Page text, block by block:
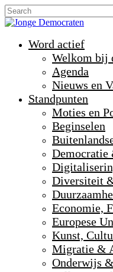
Word actief
Welkom bij
Agenda
Nieuws en
Standpunten
Moties en
Beginselen
Democratie
Diversiteit
Economie,
Europese
Kunst,
Migratie &
Onderwijs